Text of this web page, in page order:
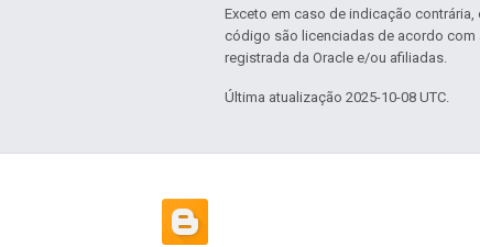
Exceto em caso de indicação
código são licenciadas de acordo com
registrada da Oracle e/ou afiliadas.
Última atualização 2025-10-08 UTC.